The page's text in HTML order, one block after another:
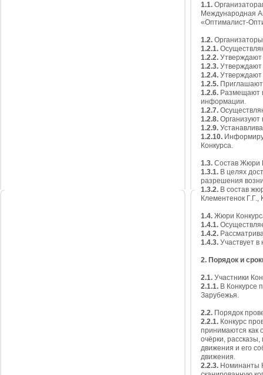
1.1.
Международная
«Оптималист-
1.2.
1.2.1.
1.2.2. Утверждают
1.2.3.
1.2.4. Утверждают
1.2.5.
1.2.6. Размещают
информации.
1.2.7.
1.2.8. Организуют
1.2.9.
1.2.10.
Конкурса.
1.3. Состав Жюри
1.3.1. В целях
разрешения
1.3.2. В состав
Клементенок
1.4. Жюри
1.4.1.
1.4.2.
1.4.3. Участвует
2. Порядок и
2.1. Участники
2.1.1. В Конкурсе
Зарубежья.
2.2. Порядок
2.2.1. Конкурс
принимаются как
очёрки,
движения и его
движения.
2.2.3. Номинанты